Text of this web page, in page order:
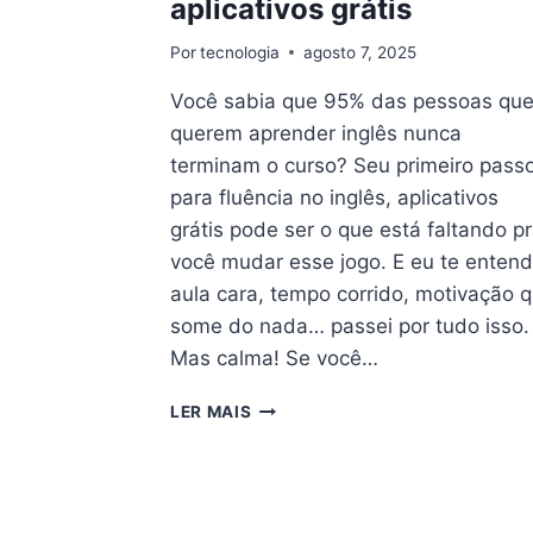
aplicativos grátis
Por tecnologia agosto 7, 2025
Você sabia que 95% das pessoas que
querem aprender inglês nunca
terminam o curso? Seu primeiro
para fluência no inglês, aplicativos
grátis pode ser o que está faltando
você mudar esse jogo. E eu te
aula cara, tempo corrido, motivação
some do nada… passei por tudo isso.
Mas calma! Se você…
LER MAIS SEU